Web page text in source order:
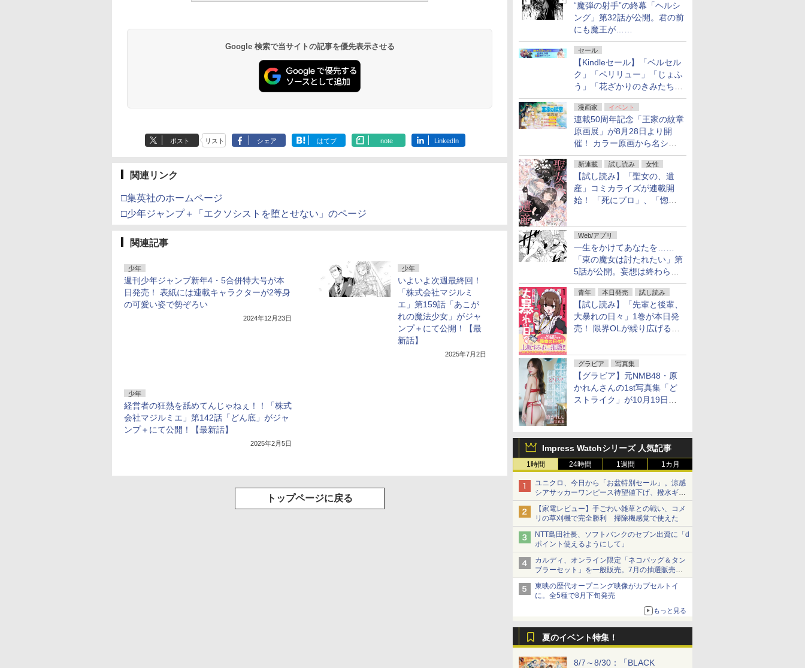
“魔弾の射手”の終幕「ヘルシ
ング」第32話が公開。君の前
にも魔王が……
セール
【Kindleセール】「ベルセル
ク」「ペリリュー」「じょふ
う」「花ざかりのきみたち
へ」などが最大50％オフ！
「白泉社 夏の大割引セー
ル」が開催中！
漫画家 イベント
連載50周年記念「王家の紋章
原画展」が8月28日より開
催！ カラー原画から名シー
ンの原稿まで
新連載 試し読み 女性
【試し読み】「聖女の、遺
産」コミカライズが連載開
始！ 「死にプロ」、「惚れ
Web/アプリ
一生をかけてあなたを……
「東の魔女は討たれたい」第
5話が公開。妄想は終わらな
い
青年 本日発売 試し読み
【試し読み】「先輩と後輩、
大暴れの日々」1巻が本日発
売！ 限界OLが繰り広げる禁
グラビア 写真集
【グラビア】元NMB48・原
かれんさんの1st写真集「ど
ストライク」が10月19日発
Impress Watchシリーズ 人気記事
1時間 24時間 1週間 1カ月
ユニクロ、今日から「お盆特別セール」。涼感
シアサッカーワンピース待望値下げ、撥水ギア
ショーツは1990円に
【家電レビュー】手ごわい雑草との戦い、コメ
リの草刈機で完全勝利 掃除機感覚で使えた
NTT島田社長、ソフトバンクのセブン出資に「d
ポイント使えるようにして」
カルディ、オンライン限定「ネコバッグ＆タン
ブラーセット」を一般販売。7月の抽選販売の
当選無効分
東映の歴代オープニング映像がカプセルトイ
に。全5種で8月下旬発売
もっと見る
夏のイベント特集！
8/7～8/30：「BLACK
Google 検索で当サイトの記事を優先表示させる
ポスト リスト シェア はてブ note LinkedIn
関連リンク
□集英社のホームページ
□少年ジャンプ＋「エクソシストを堕とせない」のページ
関連記事
少年
週刊少年ジャンプ新年4・5合併特大号が本
日発売！ 表紙には連載キャラクターが2等身
の可愛い姿で勢ぞろい
2024年12月23日
少年
いよいよ次週最終回！
「株式会社マジルミ
エ」第159話「あこが
れの魔法少女」がジャ
ンプ＋にて公開！【最
新話】
2025年7月2日
少年
経営者の狂熱を舐めてんじゃねぇ！！「株式
会社マジルミエ」第142話「どん底」がジャ
ンプ＋にて公開！【最新話】
2025年2月5日
トップページに戻る